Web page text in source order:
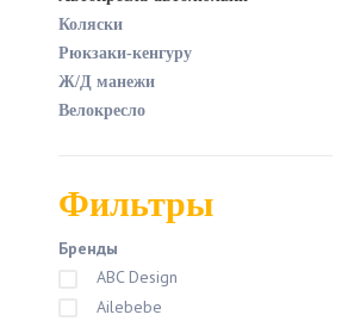
Коляски
Рюкзаки-кенгуру
Ж/Д манежи
Велокресло
Фильтры
Бренды
ABC Design
Ailebebe